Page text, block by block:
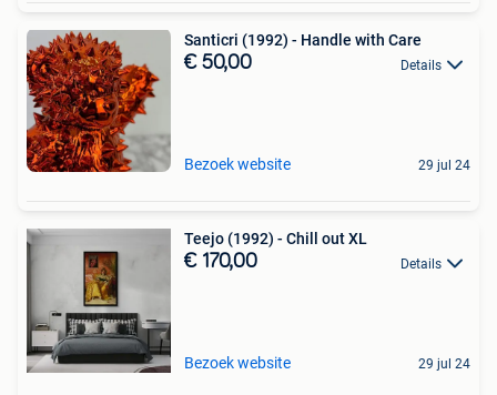
Santicri (1992) - Handle with Care
€ 50,00 Details
Bezoek website 29 jul 24
Teejo (1992) - Chill out XL
€ 170,00 Details
Bezoek website 29 jul 24